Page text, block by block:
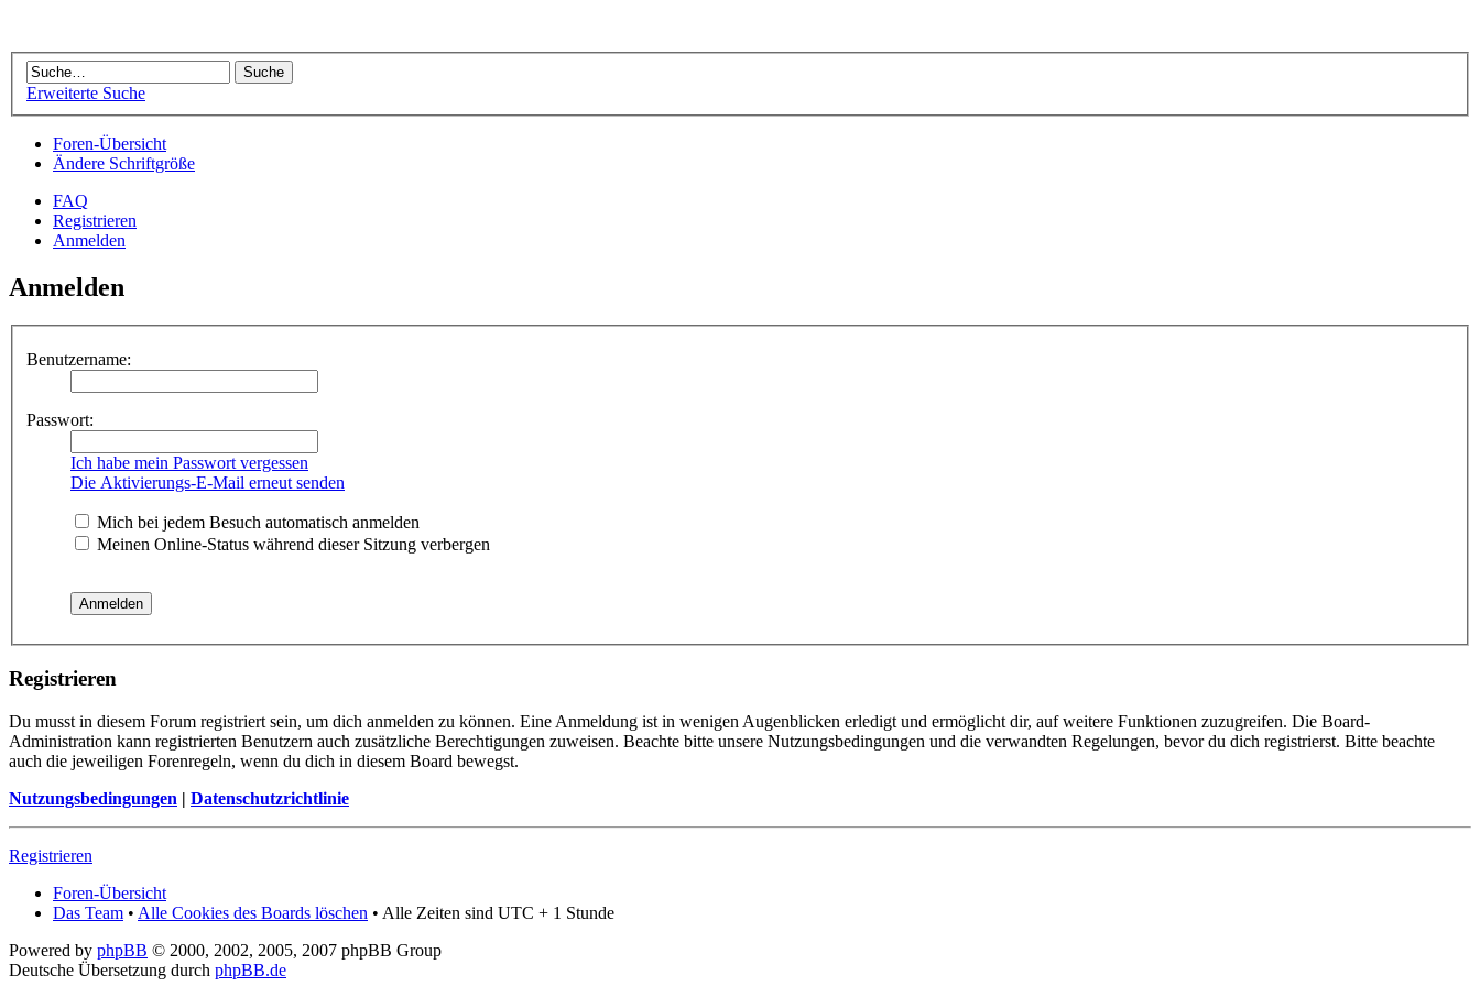
Erweiterte Suche
Foren-Übersicht
Ändere Schriftgröße
FAQ
Registrieren
Anmelden
Anmelden
Benutzername:
Passwort:
Ich habe mein Passwort vergessen
Die Aktivierungs-E-Mail erneut senden
Mich bei jedem Besuch automatisch anmelden
Meinen Online-Status während dieser Sitzung verbergen
Registrieren
Du musst in diesem Forum registriert sein, um dich anmelden zu können. Eine Anmeldung ist in wenigen Augenblicken erledigt und ermöglicht dir, auf weitere Funktionen zuzugreifen. Die Board-
Administration kann registrierten Benutzern auch zusätzliche Berechtigungen zuweisen. Beachte bitte unsere Nutzungsbedingungen und die verwandten Regelungen, bevor du dich registrierst. Bitte beachte
auch die jeweiligen Forenregeln, wenn du dich in diesem Board bewegst.
Nutzungsbedingungen | Datenschutzrichtlinie
Registrieren
Foren-Übersicht
Das Team • Alle Cookies des Boards löschen • Alle Zeiten sind UTC + 1 Stunde
Powered by phpBB © 2000, 2002, 2005, 2007 phpBB Group
Deutsche Übersetzung durch phpBB.de